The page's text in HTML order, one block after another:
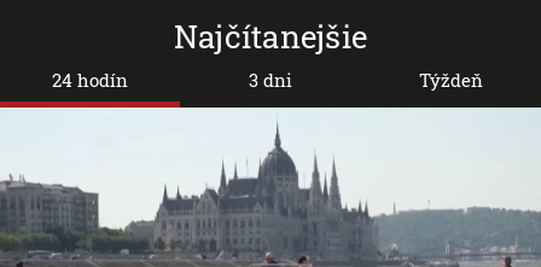
Najčítanejšie
24 hodín 3 dni Týždeň